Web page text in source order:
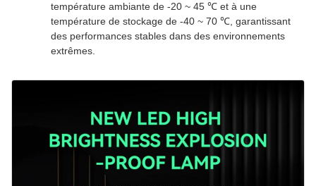
température ambiante de -20 ~ 45 ℃ et à une
température de stockage de -40 ~ 70 ℃, garantissant
des performances stables dans des environnements
extrêmes.